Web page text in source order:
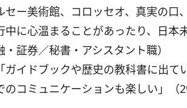
セー美術館、コロッセオ、真実の口
中に心温まることがあったり、日本
・証券／秘書・アシスタント職）
ガイドブックや歴史の教科書に出
のコミュニケーションも楽しい」（